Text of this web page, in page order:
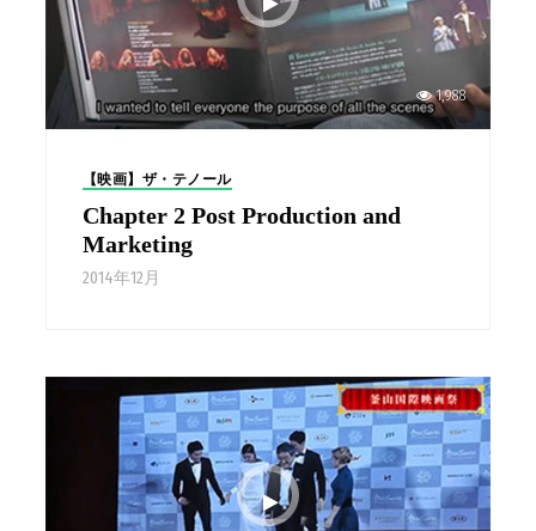
1,988
【映画】ザ・テノール
Chapter 2 Post Production and
Marketing
2014年12月